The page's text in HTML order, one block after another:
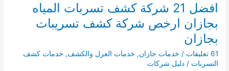
افضل 21 شركة كشف تسربات المياه
بجازان ارخص شركة كشف تسريبات
بجازان
61 تعليقات / خدمات جازان, خدمات العزل والكشف, خدمات كشف
التسربات /دليل شركات